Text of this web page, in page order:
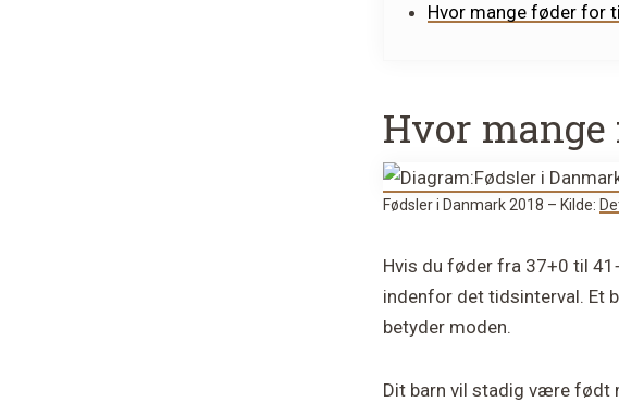
Hvor mange føder for
Hvor
Fødsler i Danmark 2018 – Kilde:
Hvis du føder fra 37+0 til
indenfor det tidsinterval. Et
betyder moden.
Dit barn vil stadig være født